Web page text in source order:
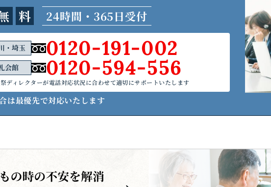
料 24時間・365日受付
・埼玉 0120-191-002
会館 0120-594-556
ディレクターが電話対応状況に合わせて適切にサポートいたします
は最優先で対応いたします